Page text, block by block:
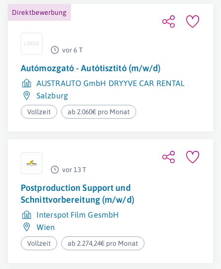
Direktbewerbung
vor 6 T
Autómozgató - Autótisztító (m/w/d)
AUSTRAUTO GmbH DRYYVE CAR RENTAL
Salzburg
Vollzeit ab 2.060€ pro Monat
vor 13 T
Postproduction Support und
Schnittvorbereitung (m/w/d)
Interspot Film GesmbH
Wien
Vollzeit ab 2.274,24€ pro Monat